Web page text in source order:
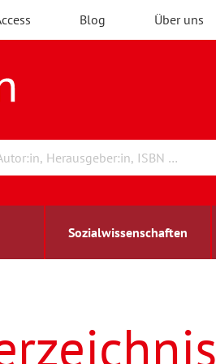
Blog Über uns
Sozialwissenschaften